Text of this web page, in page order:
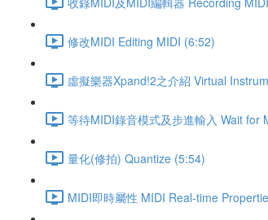
修改MIDI Editing MIDI (6:52)
虛擬樂器Xpand!2之介紹 Virtual
等待MIDI錄音模式及步進輸入 Wait for
量化(修拍) Quantize (5:54)
MIDI即時屬性 MIDI Real-time